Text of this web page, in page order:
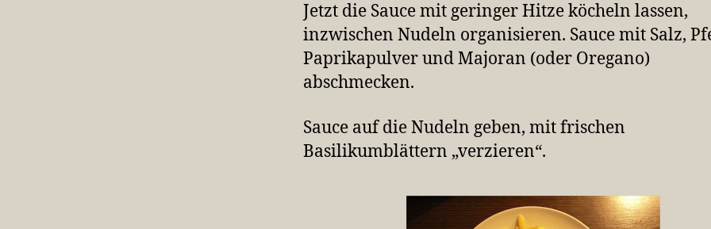
Jetzt die Sauce mit geringer Hitze köcheln lassen,
inzwischen Nudeln organisieren. Sauce mit Salz,
Paprikapulver und Majoran (oder Oregano)
abschmecken.
Sauce auf die Nudeln geben, mit frischen
Basilikumblättern „verzieren“.